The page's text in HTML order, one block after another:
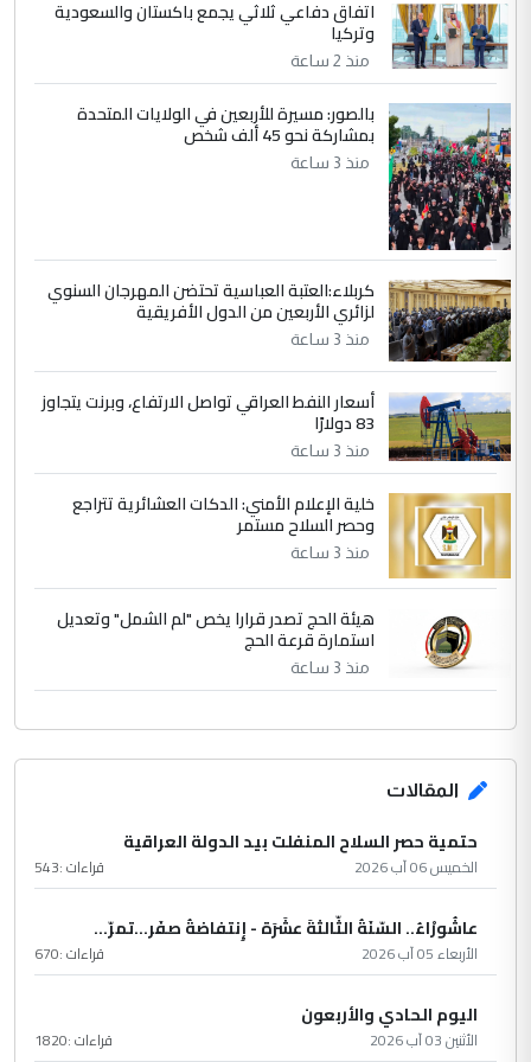
الموضوع :
الجواهري يرد على صدام حسين سل
مضجعيك يابن الزنا (نص كامل)
5 سردار
التعليق : واحد من عصابة علي ماما يسقط
جنسية الرافد الثالث للعراق ومن اصول عريقة
ابا فرات ...
الموضوع :الجواهري يرد على صدام حسين سل
مضجعيك يابن الزنا (نص كامل)
اتفاق دفاعي ثلاثي يجمع باكستان والسعودية
وتركيا
منذ 2 ساعة
بالصور: مسيرة للأربعين في الولايات المتحدة
بمشاركة نحو 45 ألف شخص
منذ 3 ساعة
كربلاء:العتبة العباسية تحتضن المهرجان السنوي
لزائري الأربعين من الدول الأفريقية
منذ 3 ساعة
أسعار النفط العراقي تواصل الارتفاع، وبرنت يتجاوز
83 دولارًا
منذ 3 ساعة
خلية الإعلام الأمني: الدكات العشائرية تتراجع
وحصر السلاح مستمر
منذ 3 ساعة
هيئة الحج تصدر قرارا يخص "لم الشمل" وتعديل
استمارة قرعة الحج
منذ 3 ساعة
المقالات
حتمية حصر السلاح المنفلت بيد الدولة العراقية
الخميس 06 آب 2026 قراءات :543
عاشُورْاءُ.. السّنَةُ الثّالثةَ عشَرَة - إِنتفاضةُ صفَر…تمرّ...
الأربعاء 05 آب 2026 قراءات :670
اليوم الحادي والأربعون
الأثنين 03 آب 2026 قراءات :1820